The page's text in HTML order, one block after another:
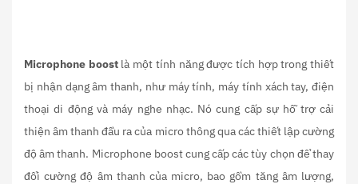
Microphone boost là một tính năng được tích hợp trong thiết
bị nhận dạng âm thanh, như máy tính, máy tính xách tay, điện
thoại di động và máy nghe nhạc. Nó cung cấp sự hỗ trợ cải
thiện âm thanh đầu ra của micro thông qua các thiết lập cường
độ âm thanh. Microphone boost cung cấp các tùy chọn để thay
đổi cường độ âm thanh của micro, bao gồm tăng âm lượng,